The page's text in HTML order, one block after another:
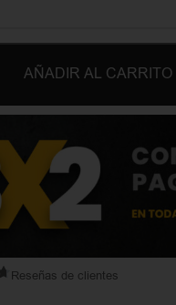
AÑADIR AL CARRITO
Reseñas de clientes